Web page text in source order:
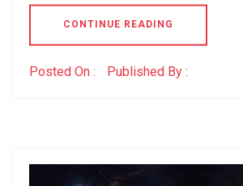
CONTINUE READING
Posted On : Published By :